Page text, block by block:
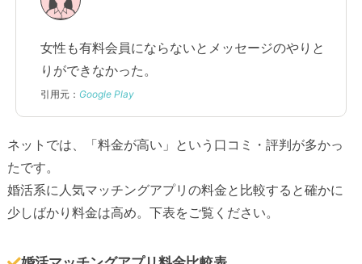
女性も有料会員にならないとメッセージのやりと
りができなかった。
引用元： Google Play
ネットでは、「料金が高い」という口コミ・評判が多かっ
たです。
婚活系に人気マッチングアプリの料金と比較すると確かに
少しばかり料金は高め。下表をご覧ください。